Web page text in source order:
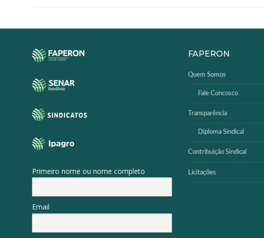
Primeiro nome ou nome completo
Email
FAPERON
Quem Somos
Fale Concosco
Transparência
Diploma Sindical
Contribuição Sindical
Licitações